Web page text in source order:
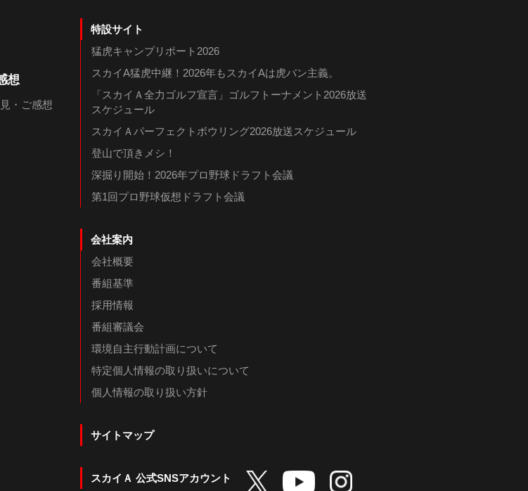
想
・ご感想
特設サイト
猛虎キャンプリポート2026
スカイA猛虎中継！2026年もスカイAは虎バン主義。
「スカイＡ全力ゴルフ宣言」ゴルフトーナメント2026放送
スケジュール
スカイＡパーフェクトボウリング2026放送スケジュール
登山で頂きメシ！
深掘り開始！2026年プロ野球ドラフト会議
第1回プロ野球仮想ドラフト会議
会社案内
会社概要
番組基準
採用情報
番組審議会
環境自主行動計画について
特定個人情報の取り扱いについて
個人情報の取り扱い方針
サイトマップ
スカイＡ 公式SNSアカウント